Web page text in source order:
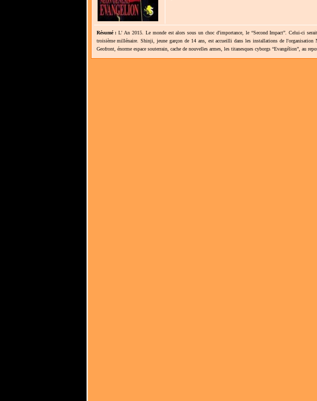
Résumé : L' An 2015. Le monde est alors sous un choc d'importance, le “Second Impact”. Celui-ci
troisième millénaire. Shinji, jeune garçon de 14 ans, est accueilli dans les installations de
Geofront, énorme espace souterrain, cache de nouvelles armes, les titanesques cyborgs “Evangélion”, au